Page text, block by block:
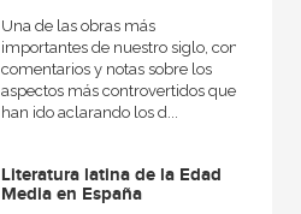
Una de las obras más
importantes de nuestro siglo, con
comentarios y notas sobre los
aspectos más controvertidos que
han ido aclarando los d...
Literatura latina de la Edad
Media en España